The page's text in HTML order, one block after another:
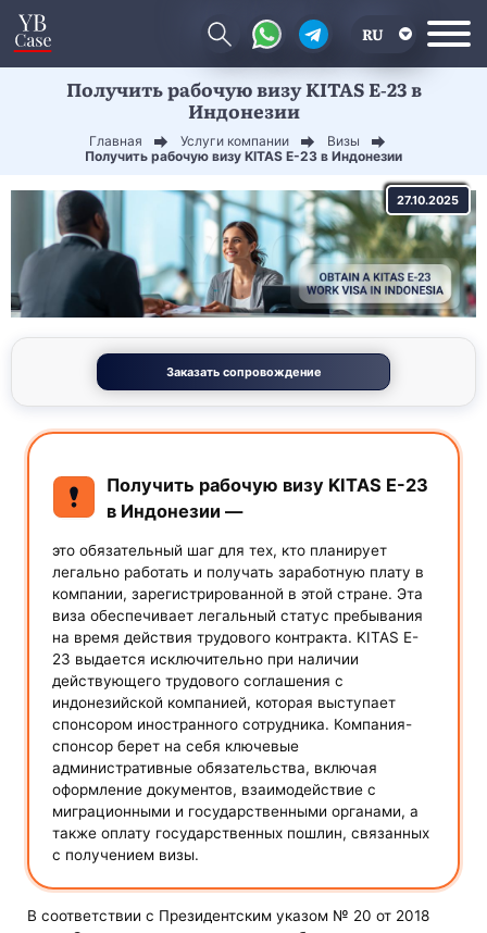
RU
Получить рабочую визу KITAS E-23 в
Индонезии
Главная Услуги компании
Визы
Получить рабочую визу KITAS E-23 в Индонезии
27.10.2025
Заказать сопровождение
Получить рабочую визу KITAS E-23
в Индонезии —
это обязательный шаг для тех, кто планирует
легально работать и получать заработную плату в
компании, зарегистрированной в этой стране. Эта
виза обеспечивает легальный статус пребывания
на время действия трудового контракта. KITAS E-
23 выдается исключительно при наличии
действующего трудового соглашения с
индонезийской компанией, которая выступает
спонсором иностранного сотрудника. Компания-
спонсор берет на себя ключевые
административные обязательства, включая
оформление документов, взаимодействие с
миграционными и государственными органами, а
также оплату государственных пошлин, связанных
с получением визы.
В соответствии с Президентским указом № 20 от 2018